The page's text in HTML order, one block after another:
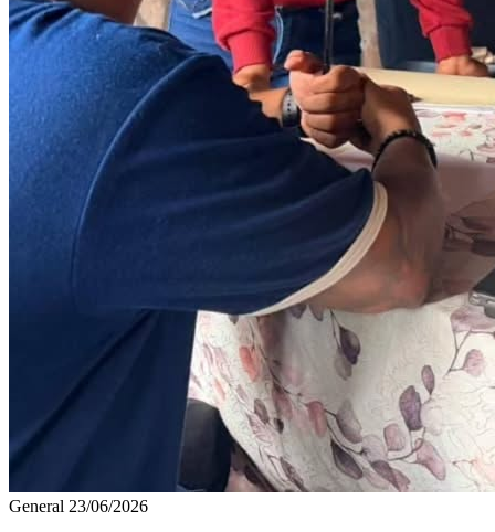
General 23/06/2026